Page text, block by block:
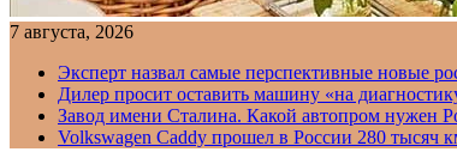
7 августа, 2026
Эксперт назвал самые перспективные новые
Дилер просит оставить машину «на
Завод имени Сталина. Какой автопром нужен
Volkswagen Caddy прошел в России 280 тысяч